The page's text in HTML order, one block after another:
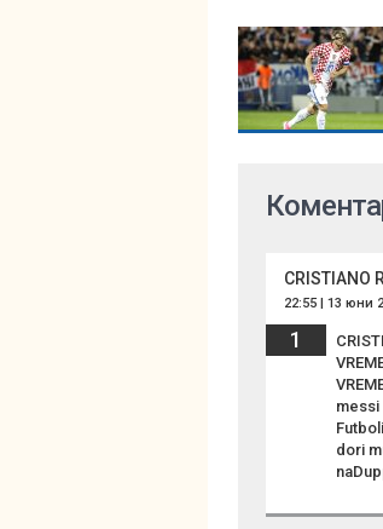
CRISTIANO
22:55 | 13 юни
1
messi
dori